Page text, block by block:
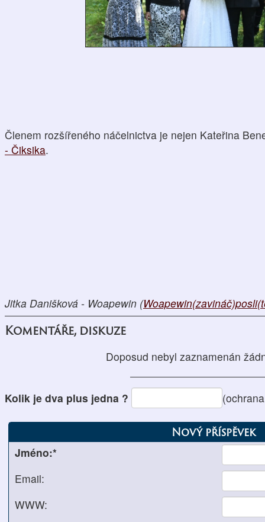
Členem rozšířeného náčelnictva je nejen Kateřina
- Čiksika.
Jitka Danišková - Woapewin (
Komentáře, diskuze
Doposud nebyl zaznamenán
Kolik je dva plus jedna ?
Nový příspěvek
Jméno:*
Email:
WWW: